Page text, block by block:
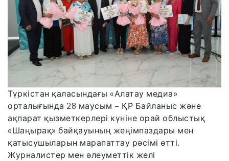
Түркістан қаласындағы «Алатау медиа»
орталығында 28 маусым – ҚР Байланыс және
ақпарат қызметкерлері күніне орай облыстық
«Шаңырақ» байқауының жеңімпаздары мен
қатысушыларын марапаттау рәсімі өтті.
Журналистер мен әлеуметтік желі